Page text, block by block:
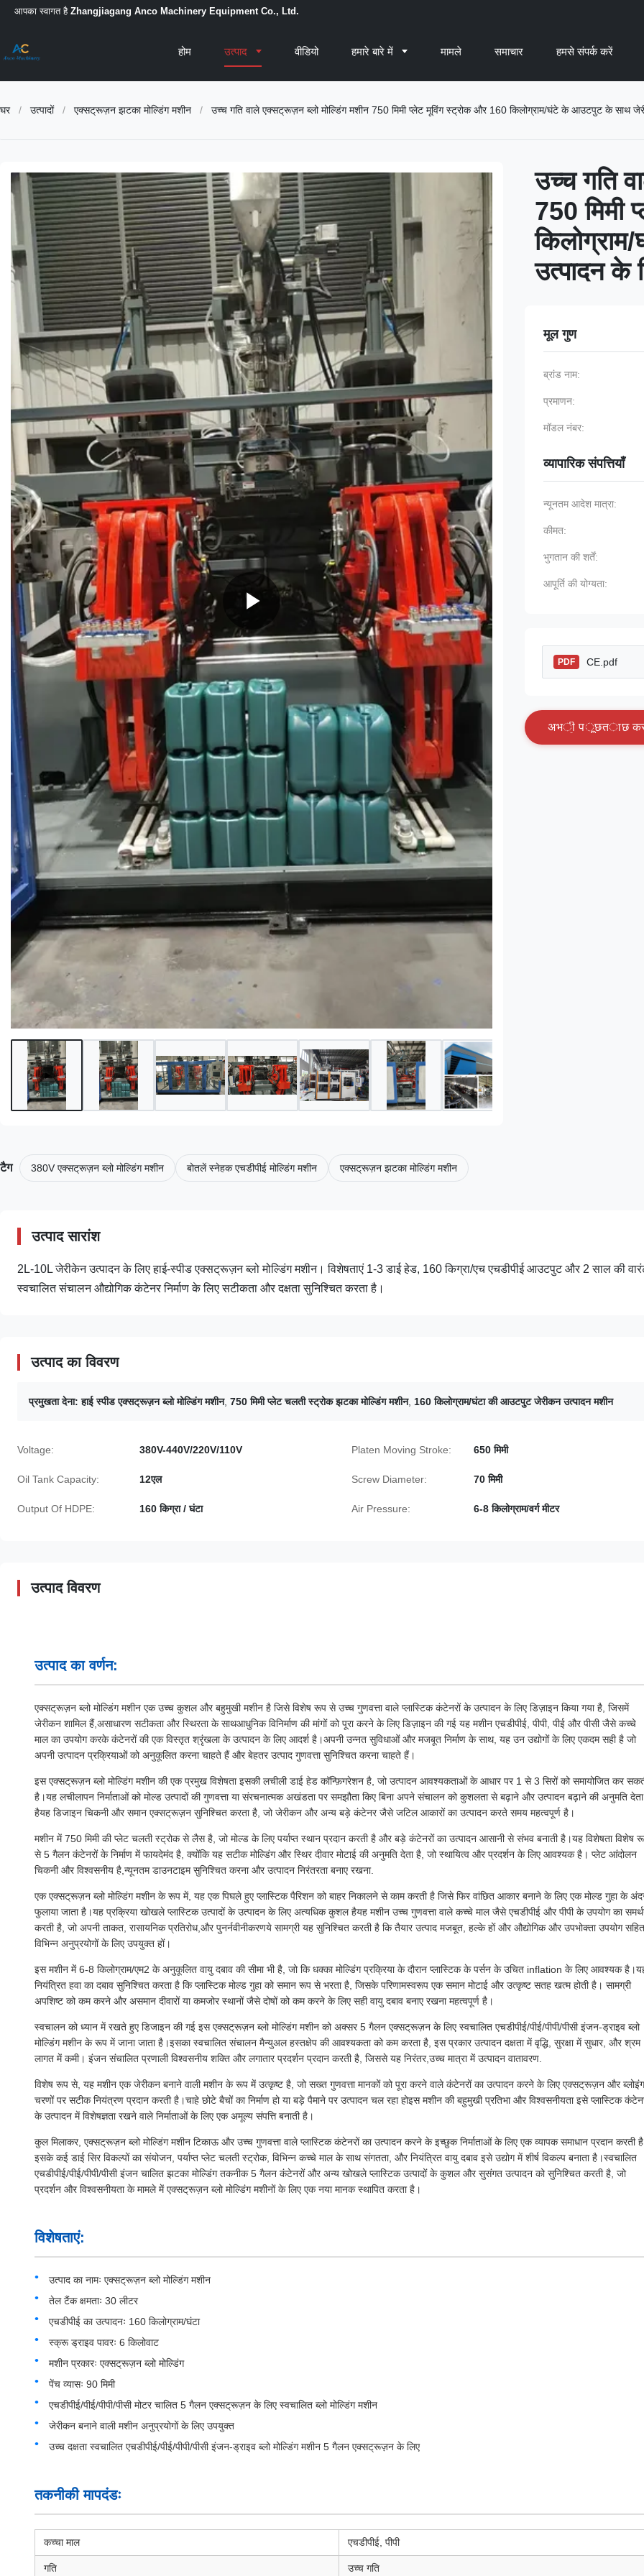
आपका स्वागत है Zhangjiagang Anco Machinery Equipment Co., Ltd.
होम उत्पाद वीडियो हमारे बारे में मामले समाचार हमसे संपर्क करें
घर / उत्पादों / एक्सट्रूज़न झटका मोल्डिंग मशीन / उच्च गति वाले एक्सट्रूज़न ब्लो मोल्डिंग मशीन 750 मिमी प्लेट मूविंग स्ट्रोक और 160 किलोग्राम/घंटे के आउटपुट के साथ
उच्च गति
750 मिमी
उत्पादन के
मूल गुण
ब्रांड नाम:
प्रमाणन:
मॉडल नंबर:
व्यापारिक संपत्तियाँ
न्यूनतम आदेश मात्रा:
कीमत:
भुगतान की शर्तें:
आपूर्ति की योग्यता:
PDF CE.pdf
अभी पूछताछ क
टैग 380V एक्सट्रूज़न ब्लो मोल्डिंग मशीन बोतलें स्नेहक एचडीपीई मोल्डिंग मशीन एक्सट्रूज़न झटका मोल्डिंग मशीन
उत्पाद सारांश
2L-10L जेरीकेन उत्पादन के लिए हाई-स्पीड एक्सट्रूज़न ब्लो मोल्डिंग मशीन। विशेषताएं 1-3 डाई हेड, 160 किग्रा/एच एचडीपीई आउटपुट और 2 साल की
स्वचालित संचालन औद्योगिक कंटेनर निर्माण के लिए सटीकता और दक्षता सुनिश्चित करता है।
उत्पाद का विवरण
प्रमुखता देना: हाई स्पीड एक्सट्रूज़न ब्लो मोल्डिंग मशीन, 750 मिमी प्लेट चलती स्ट्रोक झटका मोल्डिंग मशीन, 160 किलोग्राम/घंटा की आउटपुट जेरीकन उत्पादन मशीन
Voltage: 380V-440V/220V/110V Platen Moving Stroke: 650 मिमी
Oil Tank Capacity: 12एल Screw Diameter: 70 मिमी
Output Of HDPE: 160 किग्रा / घंटा Air Pressure: 6-8 किलोग्राम/वर्ग मीटर
उत्पाद विवरण
उत्पाद का वर्णन:
एक्सट्रूज़न ब्लो मोल्डिंग मशीन एक उच्च कुशल और बहुमुखी मशीन है जिसे विशेष रूप से उच्च गुणवत्ता वाले प्लास्टिक कंटेनरों के उत्पादन के लिए डिज़ाइन किया गया है, जिसमें
जेरीकन शामिल हैं,असाधारण सटीकता और स्थिरता के साथआधुनिक विनिर्माण की मांगों को पूरा करने के लिए डिज़ाइन की गई यह मशीन एचडीपीई, पीपी, पीई और पीसी जैसे कच्चे
माल का उपयोग करके कंटेनरों की एक विस्तृत श्रृंखला के उत्पादन के लिए आदर्श है।अपनी उन्नत सुविधाओं और मजबूत निर्माण के साथ, यह उन उद्योगों के लिए एकदम सही है जो
अपनी उत्पादन प्रक्रियाओं को अनुकूलित करना चाहते हैं और बेहतर उत्पाद गुणवत्ता सुनिश्चित करना चाहते हैं।
इस एक्सट्रूज़न ब्लो मोल्डिंग मशीन की एक प्रमुख विशेषता इसकी लचीली डाई हेड कॉन्फ़िगरेशन है, जो उत्पादन आवश्यकताओं के आधार पर 1 से 3 सिरों को समायोजित कर
है।यह लचीलापन निर्माताओं को मोल्ड उत्पादों की गुणवत्ता या संरचनात्मक अखंडता पर समझौता किए बिना अपने संचालन को कुशलता से बढ़ाने और उत्पादन बढ़ाने की अनुमति देता
हैयह डिजाइन चिकनी और समान एक्सट्रूज़न सुनिश्चित करता है, जो जेरीकन और अन्य बड़े कंटेनर जैसे जटिल आकारों का उत्पादन करते समय महत्वपूर्ण है।
मशीन में 750 मिमी की प्लेट चलती स्ट्रोक से लैस है, जो मोल्ड के लिए पर्याप्त स्थान प्रदान करती है और बड़े कंटेनरों का उत्पादन आसानी से संभव बनाती है।यह विशेषता विशेष
से 5 गैलन कंटेनरों के निर्माण में फायदेमंद है, क्योंकि यह सटीक मोल्डिंग और स्थिर दीवार मोटाई की अनुमति देता है, जो स्थायित्व और प्रदर्शन के लिए आवश्यक है। प्लेट आंदोलन
चिकनी और विश्वसनीय है,न्यूनतम डाउनटाइम सुनिश्चित करना और उत्पादन निरंतरता बनाए रखना.
एक एक्सट्रूज़न ब्लो मोल्डिंग मशीन के रूप में, यह एक पिघले हुए प्लास्टिक पैरिशन को बाहर निकालने से काम करती है जिसे फिर वांछित आकार बनाने के लिए एक मोल्ड गुहा के
फुलाया जाता है।यह प्रक्रिया खोखले प्लास्टिक उत्पादों के उत्पादन के लिए अत्यधिक कुशल हैयह मशीन उच्च गुणवत्ता वाले कच्चे माल जैसे एचडीपीई और पीपी के उपयोग का
करती है, जो अपनी ताकत, रासायनिक प्रतिरोध,और पुनर्नवीनीकरणये सामग्री यह सुनिश्चित करती है कि तैयार उत्पाद मजबूत, हल्के हों और औद्योगिक और उपभोक्ता उपयोग सहित
विभिन्न अनुप्रयोगों के लिए उपयुक्त हों।
इस मशीन में 6-8 किलोग्राम/एम2 के अनुकूलित वायु दबाव की सीमा भी है, जो कि धक्का मोल्डिंग प्रक्रिया के दौरान प्लास्टिक के पर्सन के उचित inflation के लिए आवश्यक
नियंत्रित हवा का दबाव सुनिश्चित करता है कि प्लास्टिक मोल्ड गुहा को समान रूप से भरता है, जिसके परिणामस्वरूप एक समान मोटाई और उत्कृष्ट सतह खत्म होती है। सामग्री
अपशिष्ट को कम करने और असमान दीवारों या कमजोर स्थानों जैसे दोषों को कम करने के लिए सही वायु दबाव बनाए रखना महत्वपूर्ण है।
स्वचालन को ध्यान में रखते हुए डिजाइन की गई इस एक्सट्रूज़न ब्लो मोल्डिंग मशीन को अक्सर 5 गैलन एक्सट्रूज़न के लिए स्वचालित एचडीपीई/पीई/पीपी/पीसी इंजन-ड्राइव ब्लो
मोल्डिंग मशीन के रूप में जाना जाता है।इसका स्वचालित संचालन मैन्युअल हस्तक्षेप की आवश्यकता को कम करता है, इस प्रकार उत्पादन दक्षता में वृद्धि, सुरक्षा में सुधार, और श्रम
लागत में कमी। इंजन संचालित प्रणाली विश्वसनीय शक्ति और लगातार प्रदर्शन प्रदान करती है, जिससे यह निरंतर,उच्च मात्रा में उत्पादन वातावरण.
विशेष रूप से, यह मशीन एक जेरीकन बनाने वाली मशीन के रूप में उत्कृष्ट है, जो सख्त गुणवत्ता मानकों को पूरा करने वाले कंटेनरों का उत्पादन करने के लिए एक्सट्रूज़न और ब्लोइंग
चरणों पर सटीक नियंत्रण प्रदान करती है।चाहे छोटे बैचों का निर्माण हो या बड़े पैमाने पर उत्पादन चल रहा होइस मशीन की बहुमुखी प्रतिभा और विश्वसनीयता इसे प्लास्टिक
के उत्पादन में विशेषज्ञता रखने वाले निर्माताओं के लिए एक अमूल्य संपत्ति बनाती है।
कुल मिलाकर, एक्सट्रूज़न ब्लो मोल्डिंग मशीन टिकाऊ और उच्च गुणवत्ता वाले प्लास्टिक कंटेनरों का उत्पादन करने के इच्छुक निर्माताओं के लिए एक व्यापक समाधान प्रदान करती
इसके कई डाई सिर विकल्पों का संयोजन, पर्याप्त प्लेट चलती स्ट्रोक, विभिन्न कच्चे माल के साथ संगतता, और नियंत्रित वायु दबाव इसे उद्योग में शीर्ष विकल्प बनाता है।स्वचालित
एचडीपीई/पीई/पीपी/पीसी इंजन चालित झटका मोल्डिंग तकनीक 5 गैलन कंटेनरों और अन्य खोखले प्लास्टिक उत्पादों के कुशल और सुसंगत उत्पादन को सुनिश्चित करती है, जो
प्रदर्शन और विश्वसनीयता के मामले में एक्सट्रूज़न ब्लो मोल्डिंग मशीनों के लिए एक नया मानक स्थापित करता है।
विशेषताएं:
उत्पाद का नामः एक्सट्रूज़न ब्लो मोल्डिंग मशीन
तेल टैंक क्षमताः 30 लीटर
एचडीपीई का उत्पादनः 160 किलोग्राम/घंटा
स्क्रू ड्राइव पावरः 6 किलोवाट
मशीन प्रकारः एक्सट्रूज़न ब्लो मोल्डिंग
पेंच व्यासः 90 मिमी
एचडीपीई/पीई/पीपी/पीसी मोटर चालित 5 गैलन एक्सट्रूज़न के लिए स्वचालित ब्लो मोल्डिंग मशीन
जेरीकन बनाने वाली मशीन अनुप्रयोगों के लिए उपयुक्त
उच्च दक्षता स्वचालित एचडीपीई/पीई/पीपी/पीसी इंजन-ड्राइव ब्लो मोल्डिंग मशीन 5 गैलन एक्सट्रूज़न के लिए
तकनीकी मापदंडः
कच्चा माल एचडीपीई, पीपी
गति उच्च गति